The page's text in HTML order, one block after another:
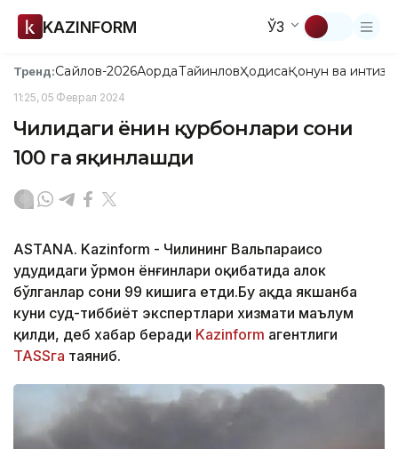
KAZINFORM ЎЗ
Тренд:Сайлов-2026АқордаТайинловҲодисаҚонун ва
11:25, 05 Феврал 2024
Чилидаги ёнғин қурбонлари сони
100 га яқинлашди
ASTANA. Kazinform - Чилининг Вальпараисо
ҳудудидаги ўрмон ёнғинлари оқибатида ҳалок
бўлганлар сони 99 кишига етди.Бу ҳақда якшанба
куни суд-тиббиёт экспертлари хизмати маълум
қилди, деб хабар беради Kazinform агентлиги
TASSга таяниб.